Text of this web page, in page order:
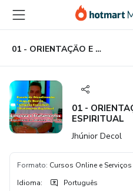
para
conteúdo
principal
para
pagamento
para
rodapé
01 - ORIENTAÇÃO E PROTEÇÃO ESPIRITUAL
01 -
ESPIRITUAL
Jhúnior Decol
Formato: Cursos Online e
Idioma: Português